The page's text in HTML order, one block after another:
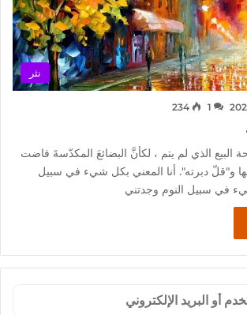
نثر
1
234
البيع الذي لم يتم ، لكأنَّ البضائعَ المكدّسةَ فاضت
و"قلّ دبرته". أنا المعني بكل شيء في سبيل
في سبيل النوم وجدتني